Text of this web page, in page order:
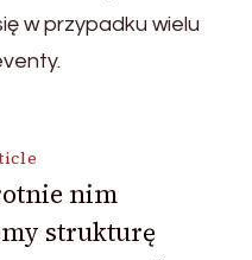
w przypadku wielu
nim
strukturę